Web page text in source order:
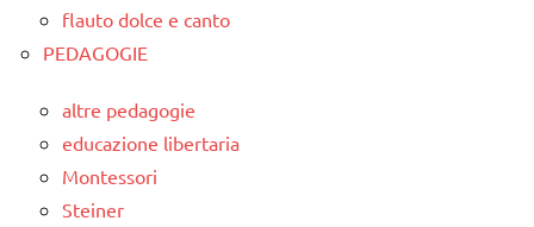
flauto dolce e canto
PEDAGOGIE
altre pedagogie
educazione libertaria
Montessori
Steiner